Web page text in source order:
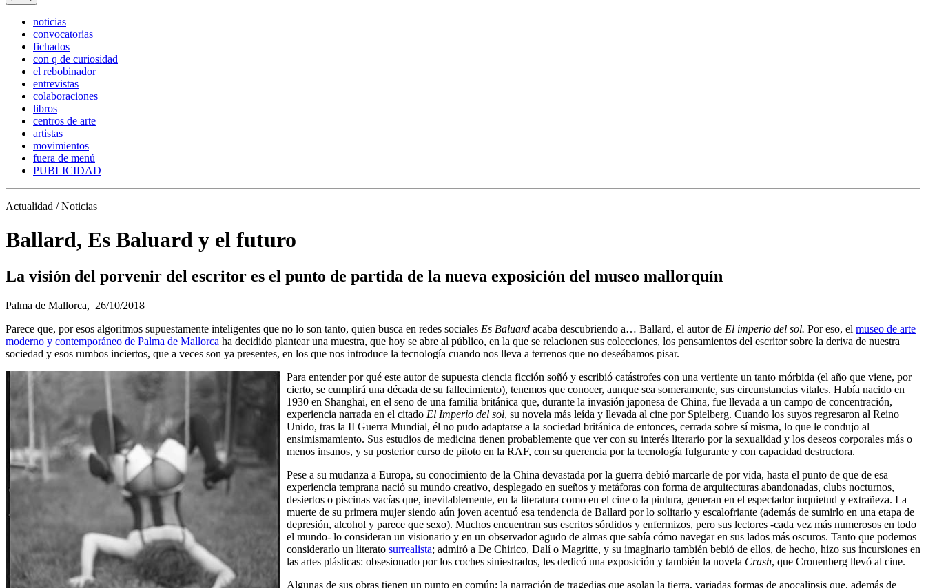
noticias
convocatorias
fichados
con q de curiosidad
el rebobinador
entrevistas
colaboraciones
libros
centros de arte
artistas
movimientos
fuera de menú
PUBLICIDAD
Actualidad / Noticias
Ballard, Es Baluard y el futuro
La visión del porvenir del escritor es el punto de partida de la nueva exposición del museo mallorquín
Palma de Mallorca, 26/10/2018
Parece que, por esos algoritmos supuestamente inteligentes que no lo son tanto, quien busca en redes sociales Es Baluard acaba descubriendo a… Ballard, el autor de El imperio del sol. Por eso, el museo de arte
moderno y contemporáneo de Palma de Mallorca ha decidido plantear una muestra, que hoy se abre al público, en la que se relacionen sus colecciones, los pensamientos del escritor sobre la deriva de nuestra
sociedad y esos rumbos inciertos, que a veces son ya presentes, en los que nos introduce la tecnología cuando nos lleva a terrenos que no deseábamos pisar.
Para entender por qué este autor de supuesta ciencia ficción soñó y escribió catástrofes con una vertiente un tanto mórbida (el año que viene, por
cierto, se cumplirá una década de su fallecimiento), tenemos que conocer, aunque sea someramente, sus circunstancias vitales. Había nacido en
1930 en Shanghai, en el seno de una familia británica que, durante la invasión japonesa de China, fue llevada a un campo de concentración,
experiencia narrada en el citado El Imperio del sol, su novela más leída y llevada al cine por Spielberg. Cuando los suyos regresaron al Reino
Unido, tras la II Guerra Mundial, él no pudo adaptarse a la sociedad británica de entonces, cerrada sobre sí misma, lo que le condujo al
ensimismamiento. Sus estudios de medicina tienen probablemente que ver con su interés literario por la sexualidad y los deseos corporales más o
menos insanos, y su posterior curso de piloto en la RAF, con su querencia por la tecnología fulgurante y con capacidad destructora.
Pese a su mudanza a Europa, su conocimiento de la China devastada por la guerra debió marcarle de por vida, hasta el punto de que de esa
experiencia temprana nació su mundo creativo, desplegado en sueños y metáforas con forma de arquitecturas abandonadas, clubs nocturnos,
desiertos o piscinas vacías que, inevitablemente, en la literatura como en el cine o la pintura, generan en el espectador inquietud y extrañeza. La
muerte de su primera mujer siendo aún joven acentuó esa tendencia de Ballard por lo solitario y escalofriante (además de sumirlo en una etapa de
depresión, alcohol y parece que sexo). Muchos encuentran sus escritos sórdidos y enfermizos, pero sus lectores -cada vez más numerosos en todo
el mundo- lo consideran un visionario y en un observador agudo de almas que sabía cómo navegar en sus lados más oscuros. Tanto que podemos
considerarlo un literato surrealista; admiró a De Chirico, Dalí o Magritte, y su imaginario también bebió de ellos, de hecho, hizo sus incursiones en
las artes plásticas: obsesionado por los coches siniestrados, les dedicó una exposición y también la novela Crash, que Cronenberg llevó al cine.
Algunas de sus obras tienen un punto en común: la narración de tragedias que asolan la tierra, variadas formas de apocalipsis que, además de